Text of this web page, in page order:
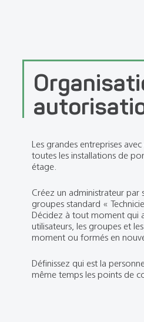
Les grandes entreprises
toutes les installations de
étage.
Créez un administrateur
groupes standard «
Décidez à tout moment qui
utilisateurs, les groupes et
moment ou formés en
Définissez qui est la
même temps les points de